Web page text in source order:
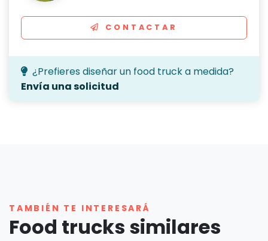
CONTACTAR
¿Prefieres diseñar un food truck a medida?
Envía una solicitud
TAMBIÉN TE INTERESARÁ
Food trucks similares